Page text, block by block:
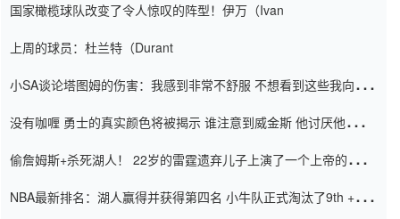
国家橄榄球队改变了令人惊叹的阵型！伊万（Ivan
上周的球员：杜兰特（Durant
小SA谈论塔图姆的伤害：我感到非常不舒服 不想看到这些我向他
没有咖喱 勇士的真实颜色将被揭示 谁注意到威金斯 他讨厌他的老
偷詹姆斯+杀死湖人！ 22岁的雷霆遗弃儿子上演了一个上帝的剧
NBA最新排名：湖人赢得并获得第四名 小牛队正式淘汰了9th + 76